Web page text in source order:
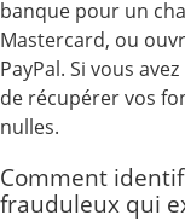
banque pour un
Mastercard, ou
PayPal. Si vous
de récupérer vos
nulles.
Comment
frauduleux qui